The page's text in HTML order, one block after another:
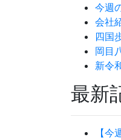
今週
会社
四国
岡目
新令
最新
【今